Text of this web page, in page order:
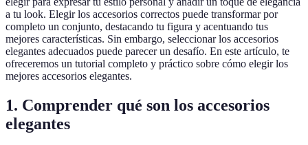
a tu look. Elegir los accesorios correctos puede transformar por
completo un conjunto, destacando tu figura y acentuando tus
mejores características. Sin embargo, seleccionar los accesorios
elegantes adecuados puede parecer un desafío. En este artículo, te
ofreceremos un tutorial completo y práctico sobre cómo elegir los
mejores accesorios elegantes.
1. Comprender qué son los accesorios
elegantes